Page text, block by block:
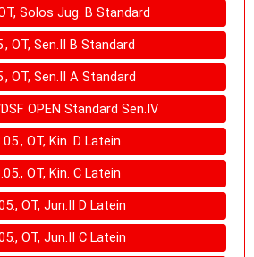
Solos Jug. B Standard
OT, Sen.II B Standard
OT, Sen.II A Standard
OPEN Standard Sen.IV
OT, Kin. D Latein
OT, Kin. C Latein
OT, Jun.II D Latein
OT, Jun.II C Latein